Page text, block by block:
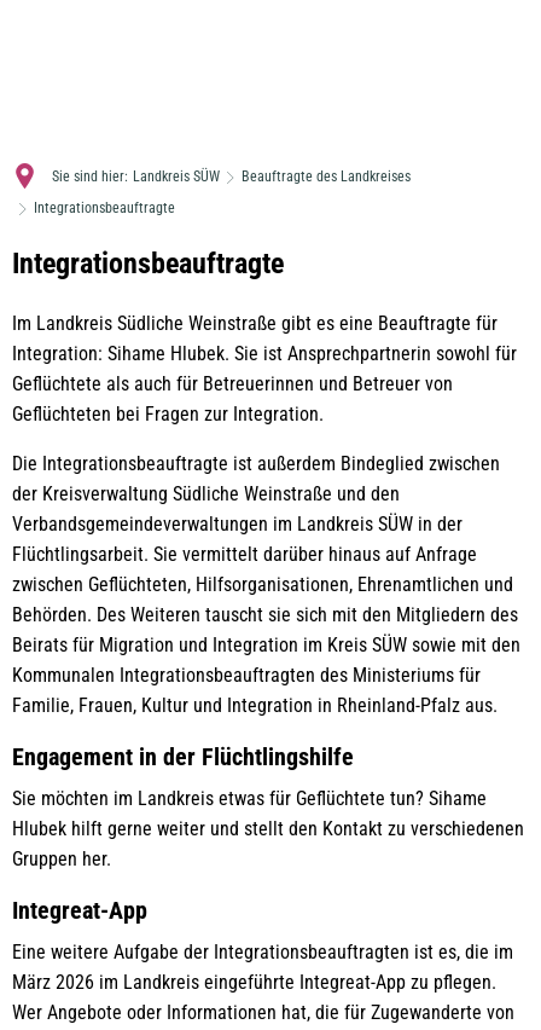
Sie sind hier: Landkreis SÜW
Beauftragte des Landkreises
Integrationsbeauftragte
Integrationsbeauftragte
Integrationsbeauftragte
Im Landkreis Südliche Weinstraße gibt es eine Beauftragte für
Integration: Sihame Hlubek. Sie ist Ansprechpartnerin sowohl für
Geflüchtete als auch für Betreuerinnen und Betreuer von
Geflüchteten bei Fragen zur Integration.
Die Integrationsbeauftragte ist außerdem Bindeglied zwischen
der Kreisverwaltung Südliche Weinstraße und den
Verbandsgemeindeverwaltungen im Landkreis SÜW in der
Flüchtlingsarbeit. Sie vermittelt darüber hinaus auf Anfrage
zwischen Geflüchteten, Hilfsorganisationen, Ehrenamtlichen und
Behörden. Des Weiteren tauscht sie sich mit den Mitgliedern des
Beirats für Migration und Integration im Kreis SÜW sowie mit den
Kommunalen Integrationsbeauftragten des Ministeriums für
Familie, Frauen, Kultur und Integration in Rheinland-Pfalz aus.
Engagement in der Flüchtlingshilfe
Sie möchten im Landkreis etwas für Geflüchtete tun? Sihame
Hlubek hilft gerne weiter und stellt den Kontakt zu verschiedenen
Gruppen her.
Integreat-App
Eine weitere Aufgabe der Integrationsbeauftragten ist es, die im
März 2026 im Landkreis eingeführte Integreat-App zu pflegen.
Wer Angebote oder Informationen hat, die für Zugewanderte von